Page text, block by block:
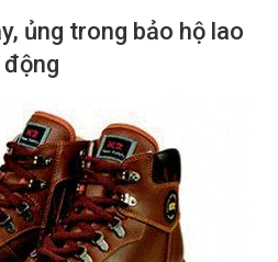
ủng trong bảo hộ lao
động